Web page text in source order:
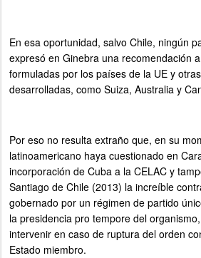
En esa oportunidad, salvo Chile, ningún
expresó en Ginebra una recomendación
formuladas por los países de la UE y
desarrolladas, como Suiza, Australia y
Por eso no resulta extraño que, en su
latinoamericano haya cuestionado en
incorporación de Cuba a la CELAC y
Santiago de Chile (2013) la increíble
gobernado por un régimen de partido
la presidencia pro tempore del
intervenir en caso de ruptura del orden
Estado miembro.